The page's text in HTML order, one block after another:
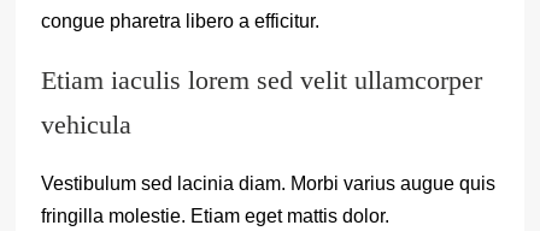
congue pharetra libero a efficitur.
Etiam iaculis lorem sed velit ullamcorper
vehicula
Vestibulum sed lacinia diam. Morbi varius augue quis
fringilla molestie. Etiam eget mattis dolor.